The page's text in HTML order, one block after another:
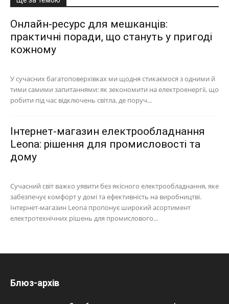
Онлайн-ресурс для мешканців:
практичні поради, що стануть у пригоді
кожному
У сучасних багатоповерхівках ми щодня стикаємося з одними й
тими самими запитаннями: як зекономити на електроенергії, що
робити під час відключень світла, де поруч...
Інтернет-магазин електрообладнання
Leona: рішення для промисловості та
дому
Сучасний світ важко уявити без якісного електрообладнання, яке
забезпечує комфорт у домі та ефективність на виробництві.
Інтернет-магазин Leona пропонує широкий асортимент
електротехнічних рішень для промислового...
Блюз-архів